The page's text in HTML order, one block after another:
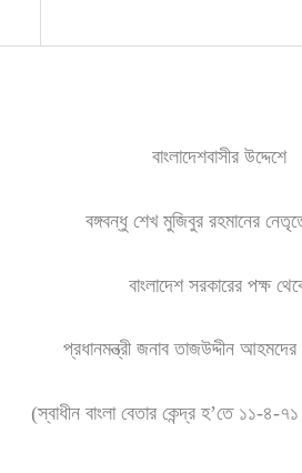
বাংলাদেশবাসীর উদ্দেশে
বঙ্গবন্ধু শেখ মুজিবুর রহমানের
বাংলাদেশ সরকারের পক্ষ
প্রধানমন্ত্রী জনাব তাজউদ্দীন আহমদের
(স্বাধীন বাংলা বেতার কেন্দ্র হ’তে ১১-৪-৭১